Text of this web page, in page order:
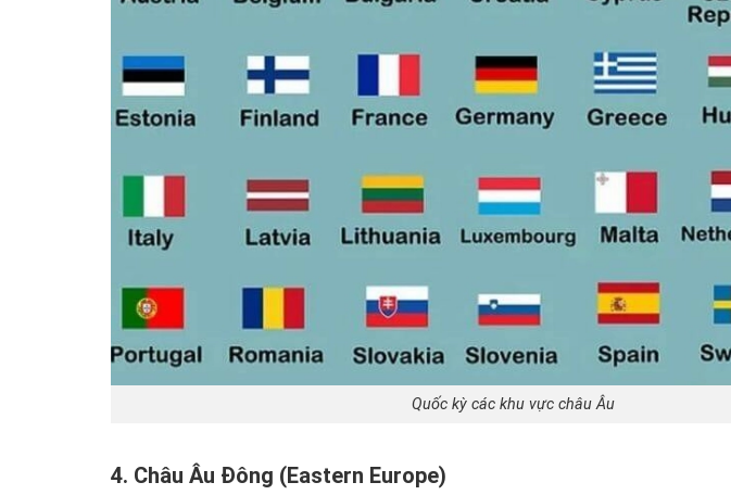
Quốc kỳ các khu vực châu Âu
4. Châu Âu Đông (Eastern Europe)